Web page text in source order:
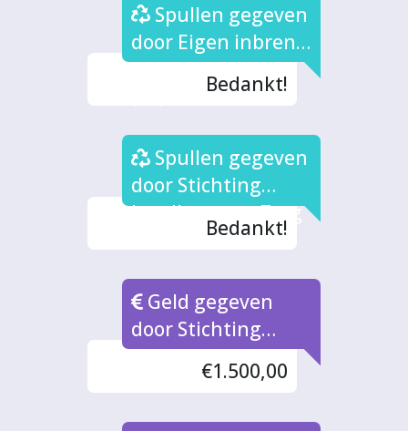
Spullen gegeven
door Eigen inbreng
Sociale Oogsttuin
Bedankt!
Spullen gegeven
door Stichting
Landbouw en Zorg
Bedankt!
Geld gegeven
door Stichting
Stadsvoedsel
€1.500,00